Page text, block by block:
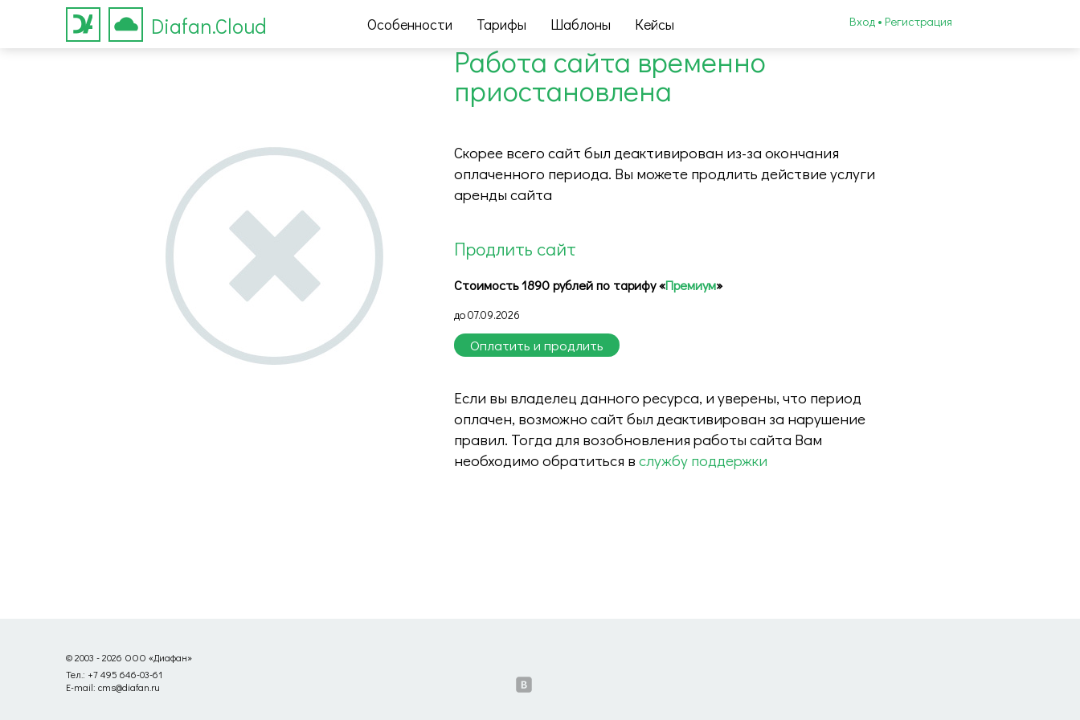
Diafan.Cloud Особенности Тарифы Шаблоны Кейсы Вход • Регистрация
Работа сайта временно
приостановлена
Скорее всего сайт был деактивирован из-за окончания
оплаченного периода. Вы можете продлить действие услуги
аренды сайта
Продлить сайт
Стоимость 1890 рублей по тарифу «Премиум»
до 07.09.2026
Если вы владелец данного ресурса, и уверены, что период
оплачен, возможно сайт был деактивирован за нарушение
правил. Тогда для возобновления работы сайта Вам
необходимо обратиться в службу поддержки
© 2003 - 2026 ООО «Диафан»
Тел.: +7 495 646-03-61
E-mail: cms@diafan.ru